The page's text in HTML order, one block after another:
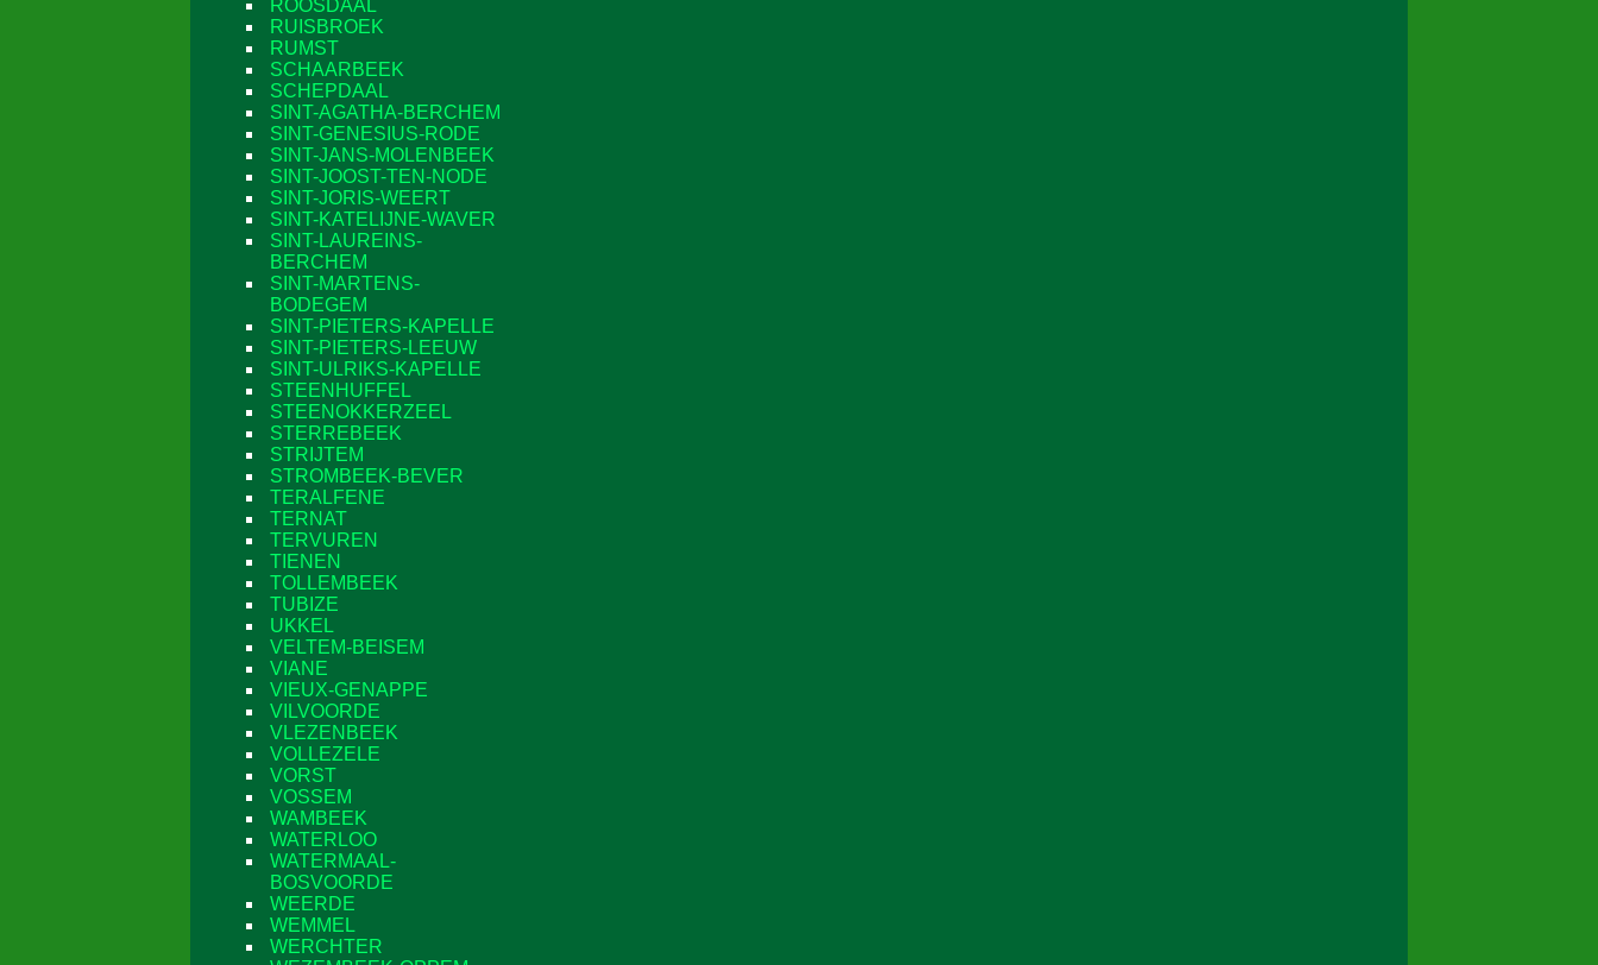
ROOSDAAL
RUISBROEK
RUMST
SCHAARBEEK
SCHEPDAAL
SINT-AGATHA-BERCHEM
SINT-GENESIUS-RODE
SINT-JANS-MOLENBEEK
SINT-JOOST-TEN-NODE
SINT-JORIS-WEERT
SINT-KATELIJNE-WAVER
SINT-LAUREINS-
BERCHEM
SINT-MARTENS-
BODEGEM
SINT-PIETERS-KAPELLE
SINT-PIETERS-LEEUW
SINT-ULRIKS-KAPELLE
STEENHUFFEL
STEENOKKERZEEL
STERREBEEK
STRIJTEM
STROMBEEK-BEVER
TERALFENE
TERNAT
TERVUREN
TIENEN
TOLLEMBEEK
TUBIZE
UKKEL
VELTEM-BEISEM
VIANE
VIEUX-GENAPPE
VILVOORDE
VLEZENBEEK
VOLLEZELE
VORST
VOSSEM
WAMBEEK
WATERLOO
WATERMAAL-
BOSVOORDE
WEERDE
WEMMEL
WERCHTER